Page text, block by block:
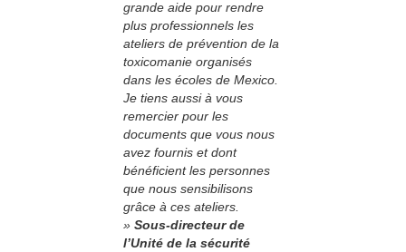
grande aide pour rendre
plus professionnels les
ateliers de prévention de la
toxicomanie organisés
dans les écoles de Mexico.
Je tiens aussi à vous
remercier pour les
documents que vous nous
avez fournis et dont
bénéficient les personnes
que nous sensibilisons
grâce à ces ateliers.
» Sous-directeur de
l’Unité de la sécurité